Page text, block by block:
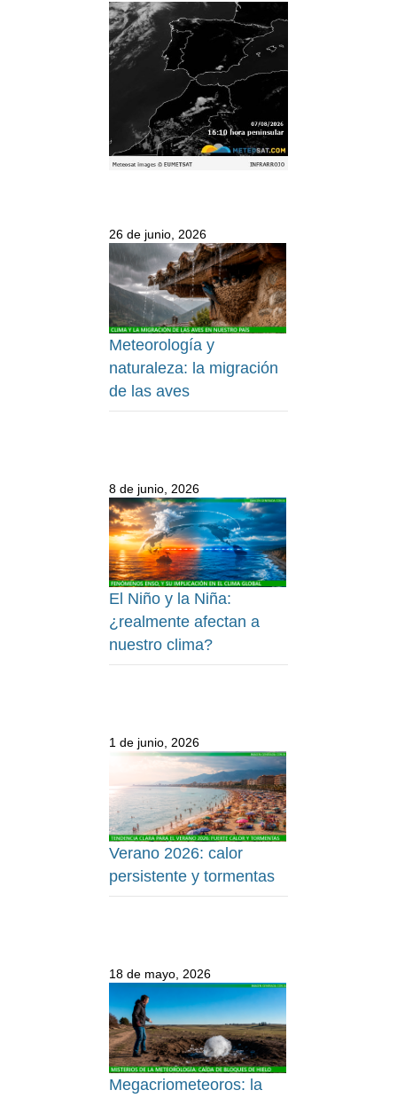
26 de junio, 2026
Meteorología y
naturaleza: la migración
de las aves
8 de junio, 2026
El Niño y la Niña:
¿realmente afectan a
nuestro clima?
1 de junio, 2026
Verano 2026: calor
persistente y tormentas
18 de mayo, 2026
Megacriometeoros: la